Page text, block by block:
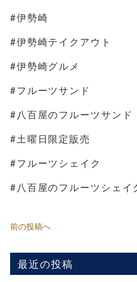
#伊勢崎
#伊勢崎テイクアウト
#伊勢崎グルメ
#フルーツサンド
#八百屋のフルーツサンド
#土曜日限定販売
#フルーツシェイク
#八百屋のフルーツシェイ
前の投稿へ
最近の投稿